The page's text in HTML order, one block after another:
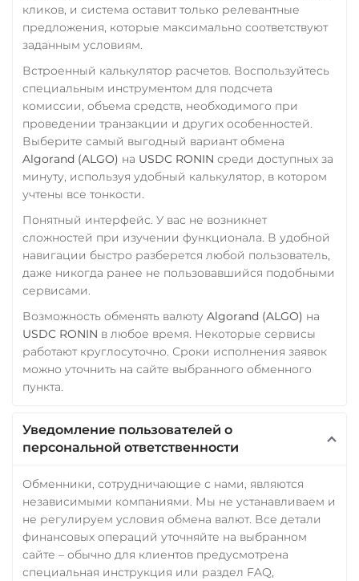
Utopia USD (UUSD)
Verge (XVG)
WAVES
Wrapped Bitcoin (WBTC)
ERC20
Yearn.finance (YFI)
RUB
CASH-IN RUB
QR RUB
УкрСиббанк UAH
Фридом Банк KZT
Центр Кредит KZT
Элкарт KGS
кликов, и система оставит только релевантные
предложения, которые максимально соответствуют
заданным условиям.
Встроенный калькулятор расчетов. Воспользуйтесь
специальным инструментом для подсчета
комиссии, объема средств, необходимого при
проведении транзакции и других особенностей.
Выберите самый выгодный вариант обмена
Algorand (ALGO) на USDC RONIN среди доступных за
минуту, используя удобный калькулятор, в котором
учтены все тонкости.
Понятный интерфейс. У вас не возникнет
сложностей при изучении функционала. В удобной
навигации быстро разберется любой пользователь,
даже никогда ранее не пользовавшийся подобными
сервисами.
Возможность обменять валюту Algorand (ALGO) на
USDC RONIN в любое время. Некоторые сервисы
работают круглосуточно. Сроки исполнения заявок
можно уточнить на сайте выбранного обменного
пункта.
Уведомление пользователей о
персональной ответственности
Обменники, сотрудничающие с нами, являются
независимыми компаниями. Мы не устанавливаем и
не регулируем условия обмена валют. Все детали
финансовых операций уточняйте на выбранном
сайте – обычно для клиентов предусмотрена
специальная инструкция или раздел FAQ,